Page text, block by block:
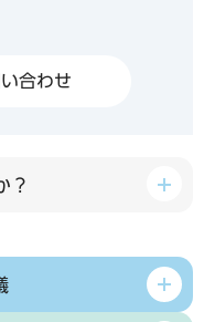
合わせ
？